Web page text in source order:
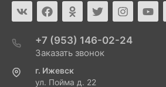
+7 (953) 146-02-24
Заказать звонок
г. Ижевск
ул. Пойма д. 22